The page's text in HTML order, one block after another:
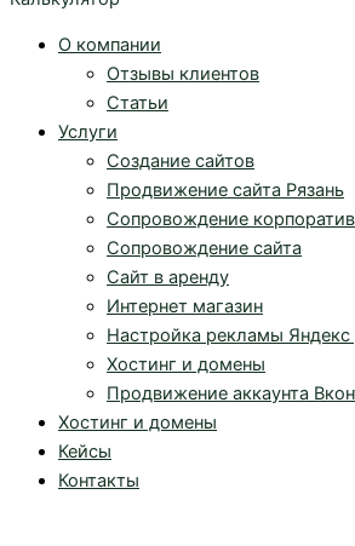
О компании
Отзывы клиентов
Статьи
Услуги
Создание сайтов
Продвижение сайта Рязань
Сопровождение
Сопровождение сайта
Сайт в аренду
Интернет магазин
Настройка рекламы
Хостинг и домены
Продвижение аккаунта
Хостинг и домены
Кейсы
Контакты